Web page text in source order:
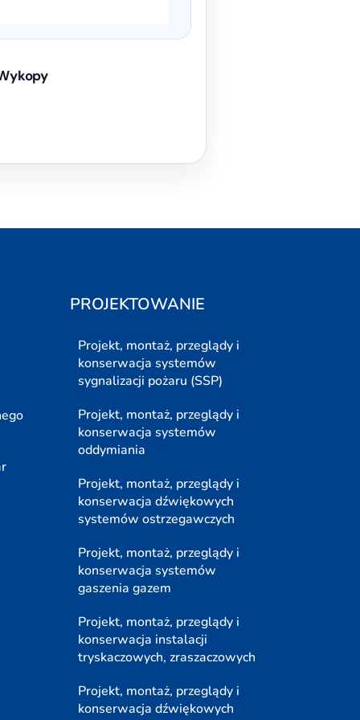
PROJEKTOWANIE
Projekt, montaż, przeglądy i
konserwacja systemów
sygnalizacji pożaru (SSP)
Projekt, montaż, przeglądy i
konserwacja systemów
oddymiania
Projekt, montaż, przeglądy i
konserwacja dźwiękowych
systemów ostrzegawczych
Projekt, montaż, przeglądy i
konserwacja systemów
gaszenia gazem
Projekt, montaż, przeglądy i
konserwacja instalacji
tryskaczowych, zraszaczowych
Projekt, montaż, przeglądy i
konserwacja dźwiękowych